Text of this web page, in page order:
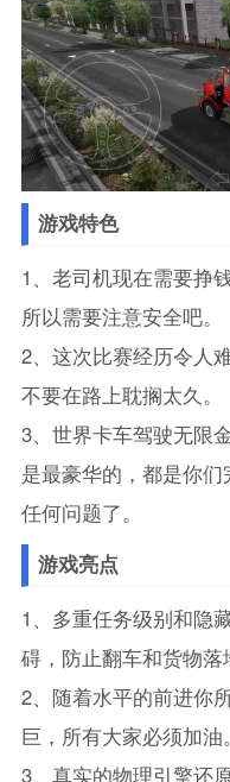
游戏特色
1、老司机现在需要挣
所以需要注意安全吧。
2、这次比赛经历令人
不要在路上耽搁太久。
3、世界卡车驾驶无限
是最豪华的，都是你
任何问题了。
游戏亮点
1、多重任务级别和隐
碍，防止翻车和货物落
2、随着水平的前进你
巨，所有大家必须加油。
3、真实的物理引擎还